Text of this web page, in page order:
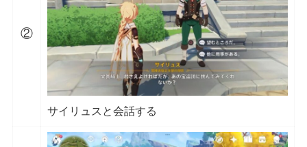
②
サイリュスと会話する